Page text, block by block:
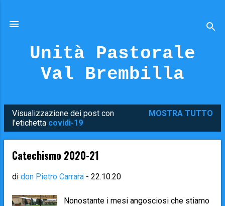
Unità Pastorale
Val Brembilla
o
Visualizzazione dei post con
l'etichetta covidi-19
MOSTRA TUTTO
Catechismo 2020-21
di don Pietro Carrara - 22.10.20
Nonostante i mesi angosciosi che stiamo